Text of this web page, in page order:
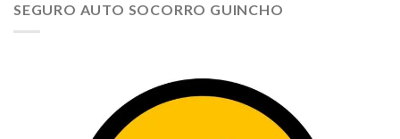
SEGURO AUTO SOCORRO GUINCHO